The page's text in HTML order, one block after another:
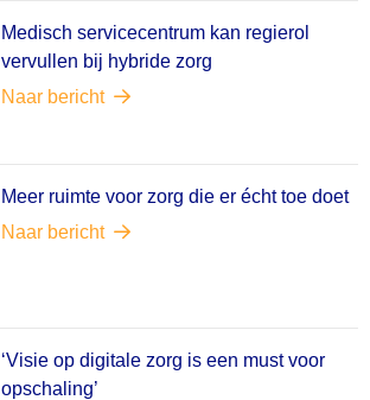
Medisch servicecentrum kan regierol
vervullen bij hybride zorg
Naar bericht
Meer ruimte voor zorg die er écht toe doet
Naar bericht
‘Visie op digitale zorg is een must voor
opschaling’